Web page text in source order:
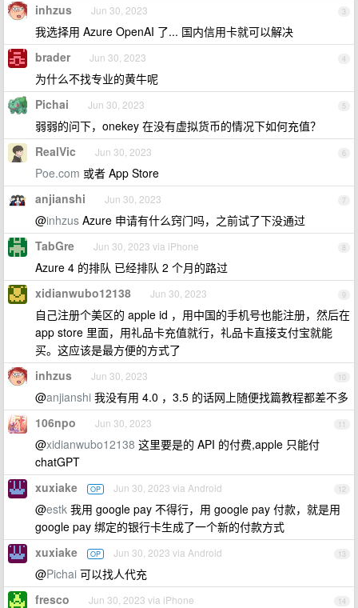
3
inhzus Jun 30, 2023
我选择用 Azure OpenAI 了... 国内信用卡就可以解决
4
brader Jun 30, 2023
为什么不找专业的黄牛呢
5
Pichai Jun 30, 2023
弱弱的问下，onekey 在没有虚拟货币的情况下如何充值？
6
RealVic Jun 30, 2023
Poe.com 或者 App Store
7
anjianshi Jun 30, 2023
@inhzus Azure 申请有什么窍门吗，之前试了下没通过
8
TabGre Jun 30, 2023 via iPhone
Azure 4 的排队 已经排队 2 个月的路过
9
xidianwubo12138 Jun 30, 2023
自己注册个美区的 apple id ，用中国的手机号也能注册，然后在
app store 里面，用礼品卡充值就行，礼品卡直接支付宝就能
买。这应该是最方便的方式了
10
inhzus Jun 30, 2023
@anjianshi 我没有用 4.0 ，3.5 的话网上随便找篇教程都差不多
11
106npo Jun 30, 2023
@xidianwubo12138 这里要是的 API 的付费,apple 只能付
chatGPT
12
xuxiake OP Jun 30, 2023 via Android
@estk 我用 google pay 不得行，用 google pay 付款，就是用
google pay 绑定的银行卡生成了一个新的付款方式
13
xuxiake OP Jun 30, 2023 via Android
@Pichai 可以找人代充
14
fresco Jun 30, 2023 via iPhone